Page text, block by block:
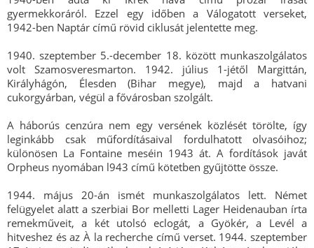
gyermekkoráról. Ezzel egy időben a Válogatott verseket,
1942-ben Naptár című rövid ciklusát jelentette meg.
1940. szeptember 5.-december 18. között munkaszolgálatos
volt Szamosveresmarton. 1942. július 1-jétől Margittán,
Királyhágón, Élesden (Bihar megye), majd a hatvani
cukorgyárban, végül a fővárosban szolgált.
A háborús cenzúra nem egy versének közlését törölte, így
leginkább csak műfordításaival fordulhatott olvasóihoz;
különösen La Fontaine meséin 1943 át. A fordítások javát
Orpheus nyomában l943 című kötetben gyűjtötte össze.
1944. május 20-án ismét munkaszolgálatos lett. Német
felügyelet alatt a szerbiai Bor melletti Lager Heidenauban írta
remekműveit, a két utolsó eclogát, a Gyökér, a Levél a
hitveshez és az À la recherche című verset. 1944. szeptember